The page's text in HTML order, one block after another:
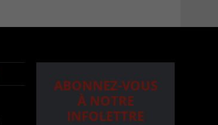
ABONNEZ-VOUS
À NOTRE
INFOLETTRE